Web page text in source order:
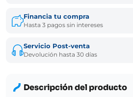
Financia tu compra
Hasta 3 pagos sin intereses
Servicio Post-venta
Devolución hasta 30 días
Descripción del producto